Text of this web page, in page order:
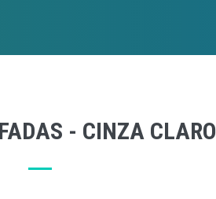
- CINZA CLARO